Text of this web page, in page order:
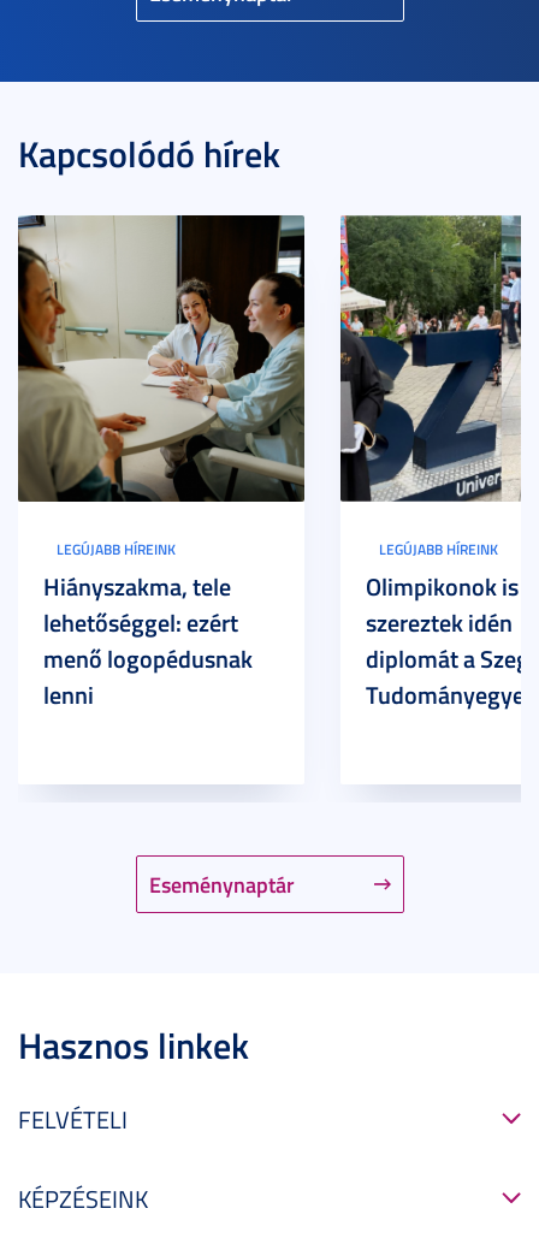
Kapcsolódó hírek
Eseménynaptár
LEGÚJABB HÍREINK
Hiányszakma, tele
lehetőséggel: ezért
menő logopédusnak
lenni
LEGÚJABB HÍREINK
Olimpikonok is
szereztek idén
diplomát a
Hasznos linkek
FELVÉTELI
KÉPZÉSEINK